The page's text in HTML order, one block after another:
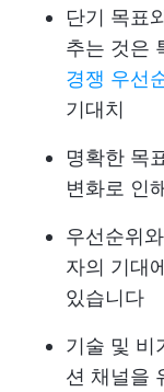
단기 목표
추는 것은
경쟁 우선
기대치
명확한 목
변화로 인
우선순위
자의 기대
있습니다
기술 및 비
션 채널을